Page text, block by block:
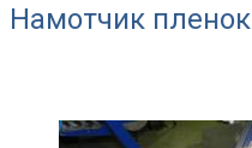
Намотчик пленок